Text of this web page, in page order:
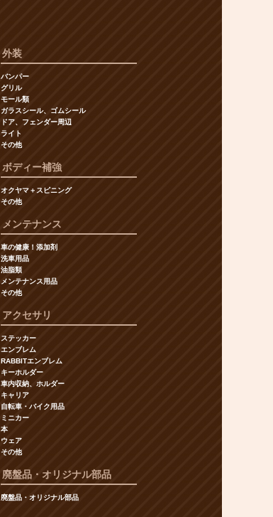
外装
バンパー
グリル
モール類
ガラスシール、ゴムシール
ドア、フェンダー周辺
ライト
その他
ボディー補強
オクヤマ＋スピニング
その他
メンテナンス
車の健康！添加剤
洗車用品
油脂類
メンテナンス用品
その他
アクセサリ
ステッカー
エンブレム
RABBITエンブレム
キーホルダー
車内収納、ホルダー
キャリア
自転車・バイク用品
ミニカー
本
ウェア
その他
廃盤品・オリジナル部品
廃盤品・オリジナル部品